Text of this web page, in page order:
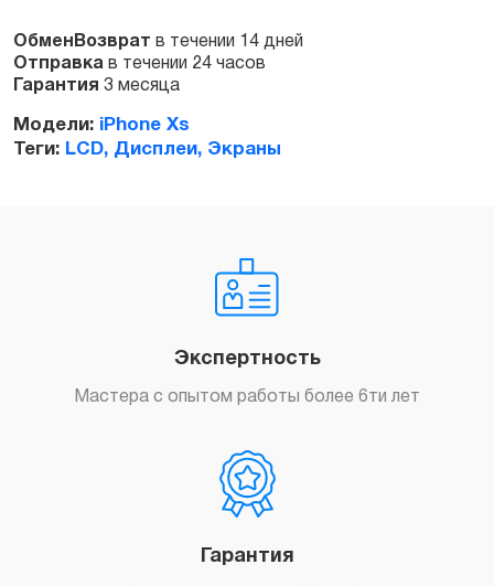
ОбменВозврат в течении 14 дней
Отправка в течении 24 часов
Гарантия 3 месяца
Модели: iPhone Xs
Теги: LCD, Дисплеи, Экраны
Экспертность
Мастера с опытом работы более 6ти лет
Гарантия